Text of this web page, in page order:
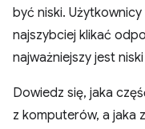
być niski.
najszybciej klikać
najważniejszy jest
Dowiedz się, jaka
z komputerów, a jaka